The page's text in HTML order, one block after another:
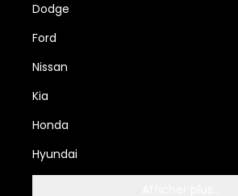
Dodge
Ford
Nissan
Kia
Honda
Hyundai